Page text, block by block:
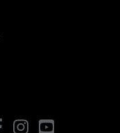
FacebookInstagramYouTube